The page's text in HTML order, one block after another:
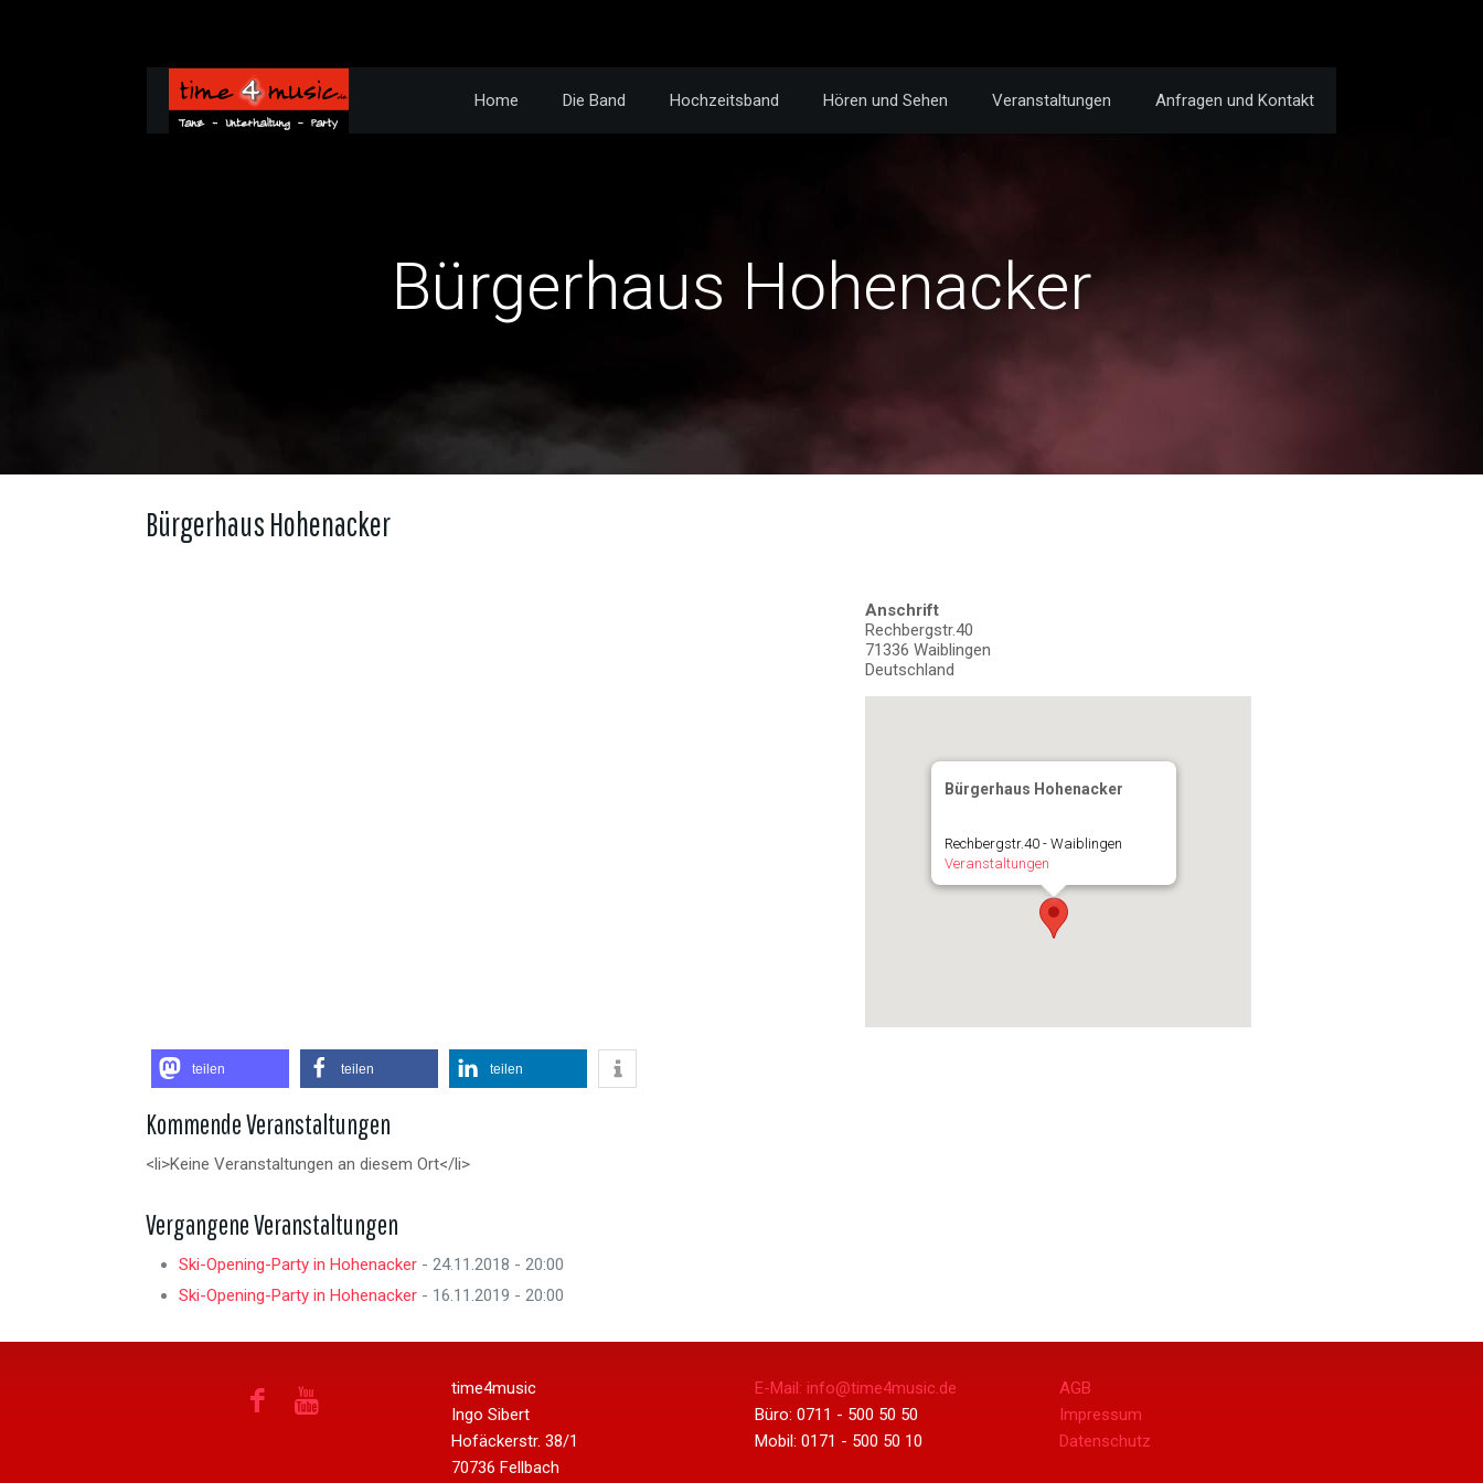
Home Die Band Hochzeitsband Hören und Sehen Veranstaltungen Anfragen und Kontakt
Bürgerhaus Hohenacker
Bürgerhaus Hohenacker
Anschrift
Rechbergstr.40
71336 Waiblingen
Deutschland
Bürgerhaus Hohenacker
Rechbergstr.40 - Waiblingen
Veranstaltungen
teilen teilen teilen
Kommende Veranstaltungen
<li>Keine Veranstaltungen an diesem Ort</li>
Vergangene Veranstaltungen
Ski-Opening-Party in Hohenacker - 24.11.2018 - 20:00
Ski-Opening-Party in Hohenacker - 16.11.2019 - 20:00
time4music
Ingo Sibert
Hofäckerstr. 38/1
70736 Fellbach
E-Mail: info@time4music.de
Büro: 0711 - 500 50 50
Mobil: 0171 - 500 50 10
AGB
Impressum
Datenschutz